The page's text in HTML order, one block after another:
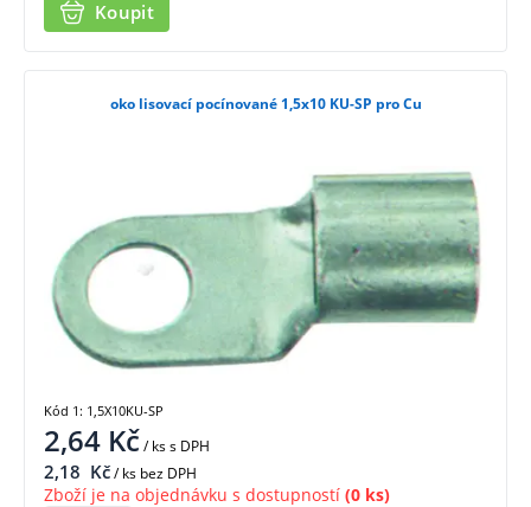
Koupit
oko lisovací pocínované 1,5x10 KU-SP pro Cu
2,64 Kč/ kss DPH
2,18 Kč/ ks bez DPH
Zboží je na objednávku s dostupností (0 ks)
Kód 1: 1,5X10KU-SP